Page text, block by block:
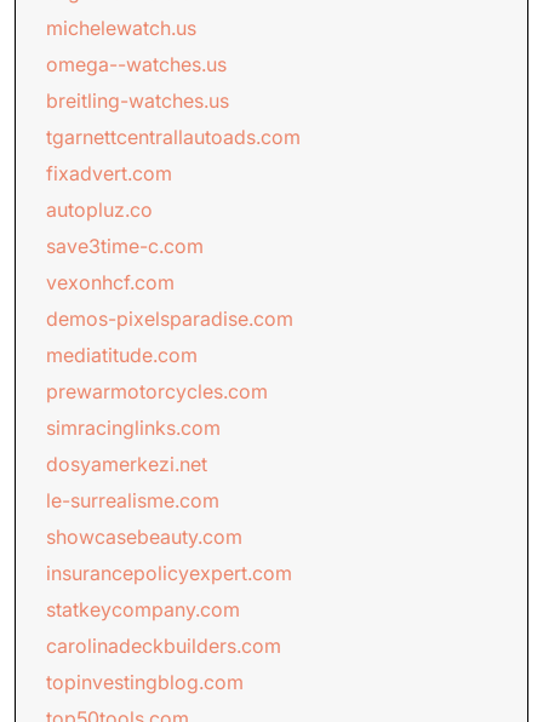
michelewatch.us
omega--watches.us
breitling-watches.us
tgarnettcentrallautoads.com
fixadvert.com
autopluz.co
save3time-c.com
vexonhcf.com
demos-pixelsparadise.com
mediatitude.com
prewarmotorcycles.com
simracinglinks.com
dosyamerkezi.net
le-surrealisme.com
showcasebeauty.com
insurancepolicyexpert.com
statkeycompany.com
carolinadeckbuilders.com
topinvestingblog.com